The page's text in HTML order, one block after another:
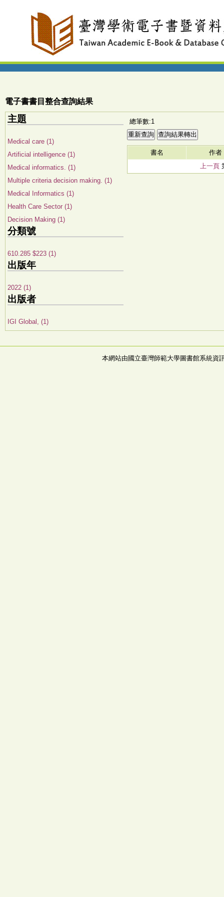
電子書書目整合查詢結果
主題
Medical care (1)
Artificial intelligence (1)
Medical informatics. (1)
Multiple criteria decision making. (1)
Medical Informatics (1)
Health Care Sector (1)
Decision Making (1)
分類號
610.285 $223 (1)
出版年
2022 (1)
出版者
IGI Global, (1)
總筆數:1
書名
作者
上一頁
本網站由國立臺灣師範大學圖書館系統資